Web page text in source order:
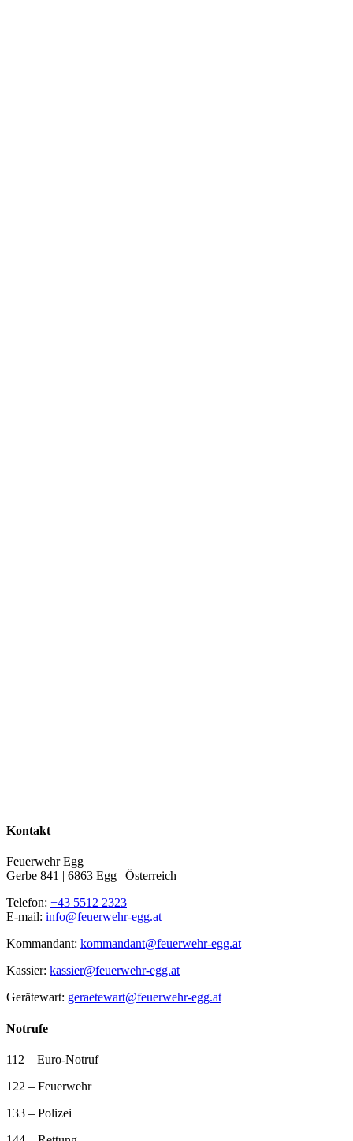
Kontakt
Feuerwehr Egg
Gerbe 841 | 6863 Egg | Österreich
Telefon: +43 5512 2323
E-mail: info@feuerwehr-egg.at
Kommandant: kommandant@feuerwehr-egg.at
Kassier: kassier@feuerwehr-egg.at
Gerätewart: geraetewart@feuerwehr-egg.at
Notrufe
112 – Euro-Notruf
122 – Feuerwehr
133 – Polizei